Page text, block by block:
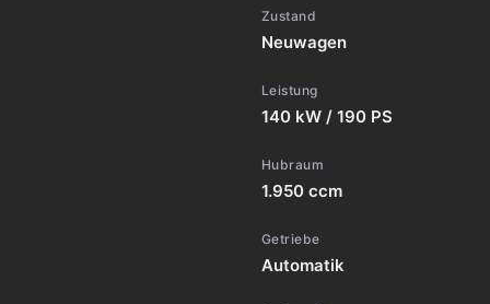
Zustand
Neuwagen
Leistung
140 kW / 190 PS
Hubraum
1.950 ccm
Getriebe
Automatik